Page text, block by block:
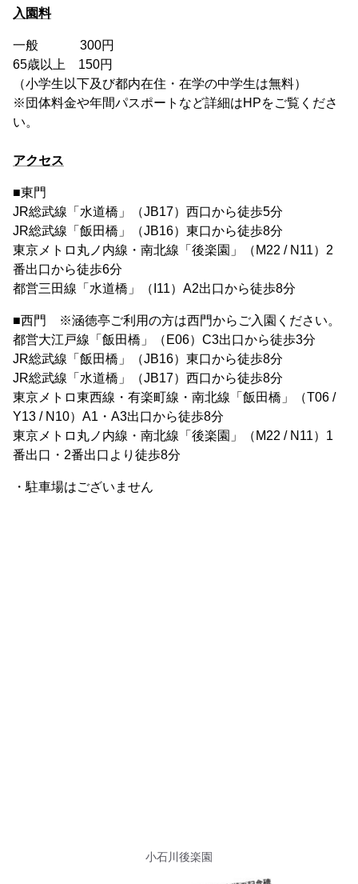
入園料
一般 300円
65歳以上 150円
（小学生以下及び都内在住・在学の中学生は無料）
※団体料金や年間パスポートなど詳細はHPをご覧くださ
い。
アクセス
■東門
JR総武線「水道橋」（JB17）西口から徒歩5分
JR総武線「飯田橋」（JB16）東口から徒歩8分
東京メトロ丸ノ内線・南北線「後楽園」（M22 / N11）2
番出口から徒歩6分
都営三田線「水道橋」（I11）A2出口から徒歩8分
■西門 ※涵徳亭ご利用の方は西門からご入園ください。
都営大江戸線「飯田橋」（E06）C3出口から徒歩3分
JR総武線「飯田橋」（JB16）東口から徒歩8分
JR総武線「水道橋」（JB17）西口から徒歩8分
東京メトロ東西線・有楽町線・南北線「飯田橋」（T06 /
Y13 / N10）A1・A3出口から徒歩8分
東京メトロ丸ノ内線・南北線「後楽園」（M22 / N11）1
番出口・2番出口より徒歩8分
・駐車場はございません
小石川後楽園